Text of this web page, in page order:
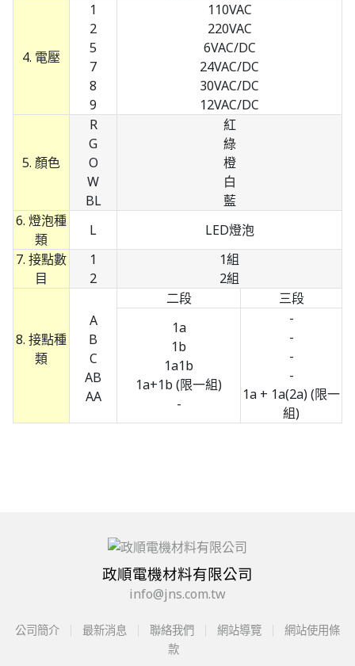
4. 電壓
1
2
5
7
8
9
110VAC
220VAC
6VAC/DC
24VAC/DC
30VAC/DC
12VAC/DC
5. 顏色
R
G
O
W
BL
紅
綠
橙
白
藍
6. 燈泡種
類
L
LED燈泡
7. 接點數
目
1
2
1組
2組
8. 接點種
類
A
B
C
AB
AA
二段
三段
1a
1b
1a1b
1a+1b (限一組)
-
-
-
-
-
1a + 1a(2a) (限一
組)
政順電機材料有限公司
info@jns.com.tw
公司簡介 最新消息 聯絡我們 網站導覽
網站使用條
款